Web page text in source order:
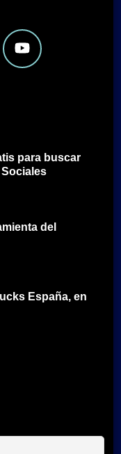
para buscar
del
España, en